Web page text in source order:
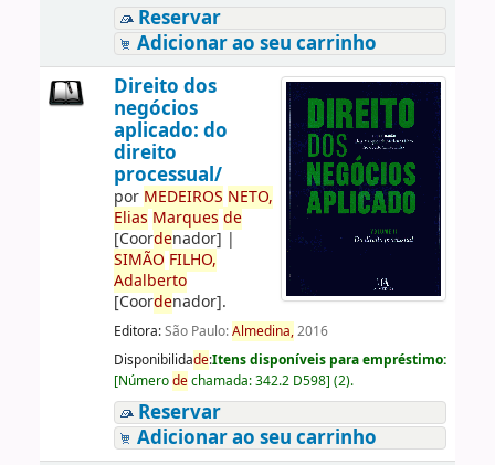
Reservar
Adicionar ao seu carrinho
Direito dos
negócios
aplicado: do
direito
processual/
por MEDEIROS NETO,
Elias Marques de
[Coordenador] |
SIMÃO FILHO,
Adalberto
[Coordenador].
Editora:São Paulo:Almedina,2016
Disponibilidade:Itens disponíveis para empréstimo:
[Númerodechamada:342.2 D598] (2).
Reservar
Adicionar ao seu carrinho